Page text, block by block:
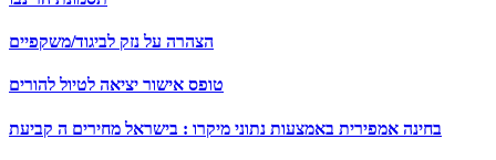
הצהרה על נזק לביגוד/משקפיים
טופס אישור יציאה לטיול להורים
בחינה אמפירית באמצעות נתוני מיקרו : בישראל מחירים ה קביעת